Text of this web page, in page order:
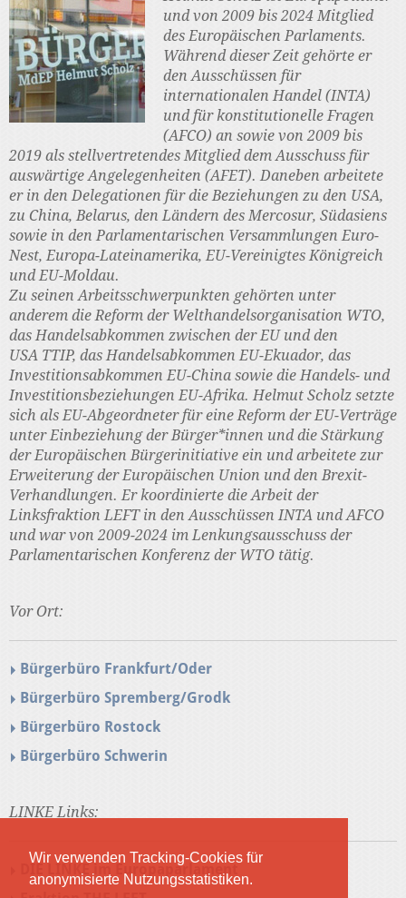
Wir verwenden Tracking-Cookies für
anonymisierte Nutzungsstatistiken.
und von 2009 bis 2024 Mitglied
des Europäischen Parlaments.
Während dieser Zeit gehörte er
den Ausschüssen für
internationalen Handel (INTA)
und für konstitutionelle Fragen
(AFCO) an sowie von 2009 bis
2019 als stellvertretendes Mitglied dem Ausschuss für
auswärtige Angelegenheiten (AFET). Daneben arbeitete
er in den Delegationen für die Beziehungen zu den USA,
zu China, Belarus, den Ländern des Mercosur, Südasiens
sowie in den Parlamentarischen Versammlungen Euro-
Nest, Europa-Lateinamerika, EU-Vereinigtes Königreich
und EU-Moldau.
Zu seinen Arbeitsschwerpunkten gehörten unter
anderem die Reform der Welthandelsorganisation WTO,
das Handelsabkommen zwischen der EU und den
USA TTIP, das Handelsabkommen EU-Ekuador, das
Investitionsabkommen EU-China sowie die Handels- und
Investitionsbeziehungen EU-Afrika. Helmut Scholz setzte
sich als EU-Abgeordneter für eine Reform der EU-Verträge
unter Einbeziehung der Bürger*innen und die Stärkung
der Europäischen Bürgerinitiative ein und arbeitete zur
Erweiterung der Europäischen Union und den Brexit-
Verhandlungen. Er koordinierte die Arbeit der
Linksfraktion LEFT in den Ausschüssen INTA und AFCO
und war von 2009-2024 im Lenkungsausschuss der
Parlamentarischen Konferenz der WTO tätig.
Vor Ort:
Bürgerbüro Frankfurt/Oder
Bürgerbüro Spremberg/Grodk
Bürgerbüro Rostock
Bürgerbüro Schwerin
LINKE Links:
DIE LINKE im Europaparlament